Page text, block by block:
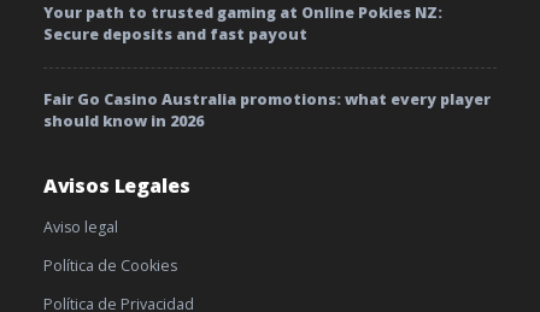
Your path to trusted gaming at Online Pokies NZ:
Secure deposits and fast payout
Fair Go Casino Australia promotions: what every player
should know in 2026
Avisos Legales
Aviso legal
Política de Cookies
Política de Privacidad